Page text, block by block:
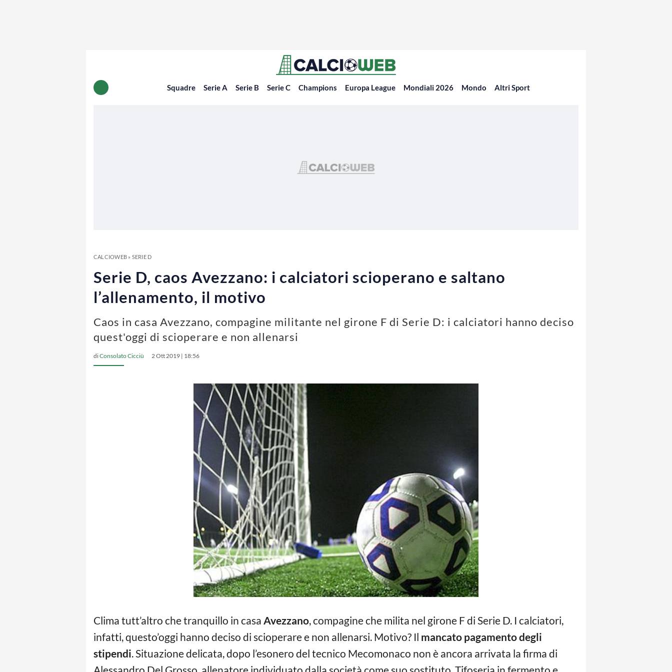
Squadre Serie A Serie B Serie C Champions Europa League Mondiali 2026 Mondo Altri Sport
CALCIOWEB» SERIE D
Serie D, caos Avezzano: i calciatori scioperano e saltano
l’allenamento, il motivo
Caos in casa Avezzano, compagine militante nel girone F di Serie D: i calciatori hanno deciso
quest'oggi di scioperare e non allenarsi
diConsolato Cicciù 2 Ott 2019 | 18:56
Clima tutt’altro che tranquillo in casa Avezzano, compagine che milita nel girone F di Serie D. I calciatori,
infatti, questo’oggi hanno deciso di scioperare e non allenarsi. Motivo? Il mancato pagamento degli
stipendi. Situazione delicata, dopo l’esonero del tecnico Mecomonaco non è ancora arrivata la firma di